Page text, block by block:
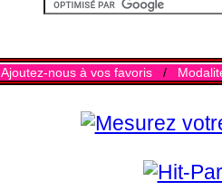
Ajoutez-nous à vos favoris/